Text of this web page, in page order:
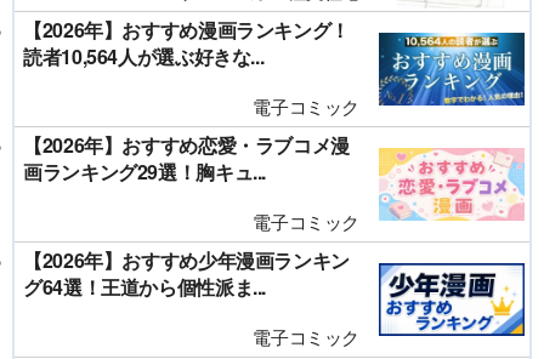
【2026年】おすすめ漫画ランキング！
読者10,564人が選ぶ好きな...
電子コミック
【2026年】おすすめ恋愛・ラブコメ漫
画ランキング29選！胸キュ...
電子コミック
【2026年】おすすめ少年漫画ランキン
グ64選！王道から個性派ま...
電子コミック